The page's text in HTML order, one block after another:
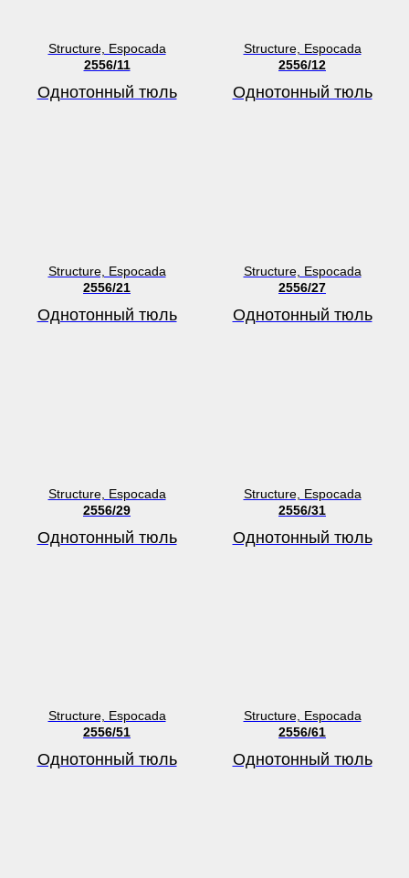
Structure, Espocada
2556/11
Однотонный тюль
Structure, Espocada
2556/12
Однотонный тюль
Structure, Espocada
2556/21
Однотонный тюль
Structure, Espocada
2556/27
Однотонный тюль
Structure, Espocada
2556/29
Однотонный тюль
Structure, Espocada
2556/31
Однотонный тюль
Structure, Espocada
2556/51
Однотонный тюль
Structure, Espocada
2556/61
Однотонный тюль